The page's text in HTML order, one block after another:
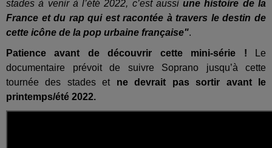
stades à venir à l’été 2022, c’est aussiune histoire de la
France et du rap qui est racontée à travers le destin de
cette icône de la pop urbaine française".
Patience avant de découvrir cette mini-série ! Le
documentaire prévoit de suivre Soprano jusqu’à cette
tournée des stades etne devrait pas sortir avant le
printemps/été 2022.